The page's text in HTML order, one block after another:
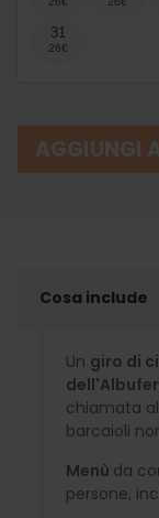
31
AGGIUNGI
Cosa include
Un giro di
chiamata
barcaioli
Menù da
persone,